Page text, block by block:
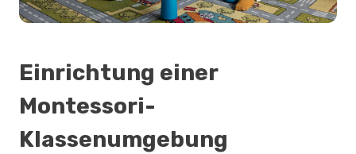
Einrichtung einer
Montessori-
Klassenumgebung